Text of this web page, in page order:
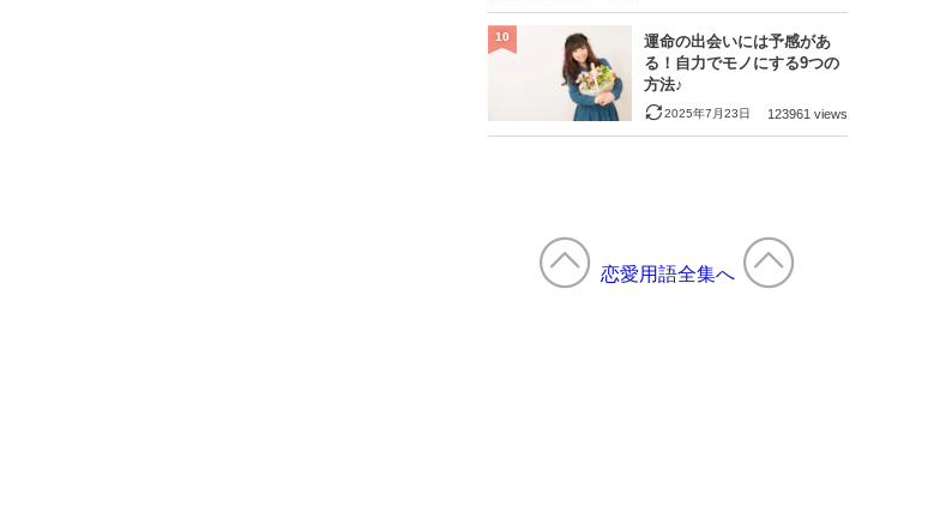
運命の出会いには予感があ
る！自力でモノにする9つの
方法♪
2025年7月23日 123961 views
10
恋愛用語全集へ